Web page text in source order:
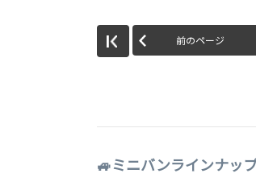
前のページ
🚙ミニバンラインナッ